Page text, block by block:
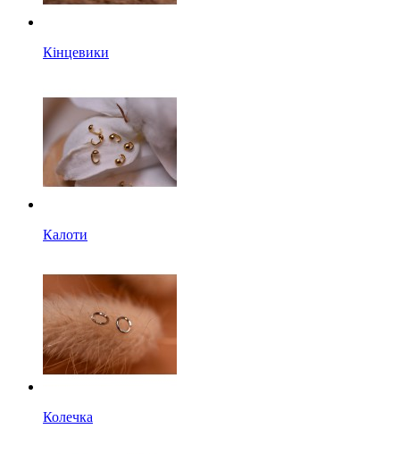
Кінцевики
Калоти
Колечка